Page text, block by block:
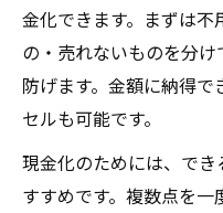
金化できます。まずは
の・売れないものを分
防げます。金額に納得
セルも可能です。
現金化のためには、で
すすめです。複数点を